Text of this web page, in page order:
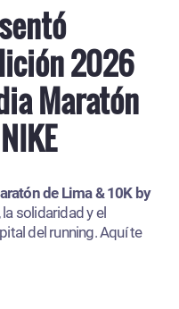
2026
Maratón
de Lima & 10K by
solidaridad y el
del running. Aquí te